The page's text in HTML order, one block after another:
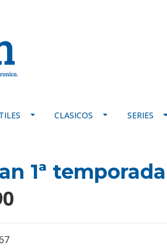
CLASICOS SERIES
1ª temporada